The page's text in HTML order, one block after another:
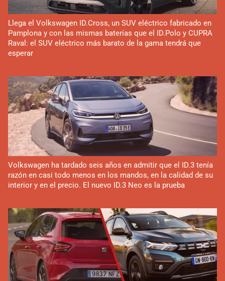
Llega el Volkswagen ID.Cross, un SUV eléctrico fabricado en
Pamplona y con las mismas baterías que el ID.Polo y CUPRA
Raval: el SUV eléctrico más barato de la gama tendrá que
esperar
Volkswagen ha tardado seis años en admitir que el ID.3 tenía
razón en casi todo menos en los mandos, en la calidad de su
interior y en el precio. El nuevo ID.3 Neo es la prueba